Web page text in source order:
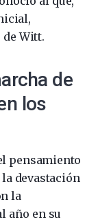
Witt.
de
los
pensamiento
devastación
la
año en su